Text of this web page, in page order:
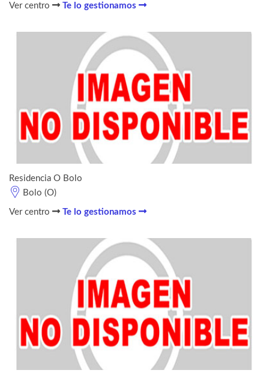
Ver centro Te lo gestionamos
Residencia O Bolo
Bolo (O)
Ver centro Te lo gestionamos